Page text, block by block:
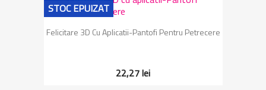
Felicitare 3D Cu Aplicatii-Pantofi Pentru Petrecere
22,27 lei
STOC EPUIZAT